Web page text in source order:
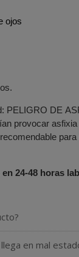
ojos
PELIGRO DE
provocar
24-48 horas
en mal